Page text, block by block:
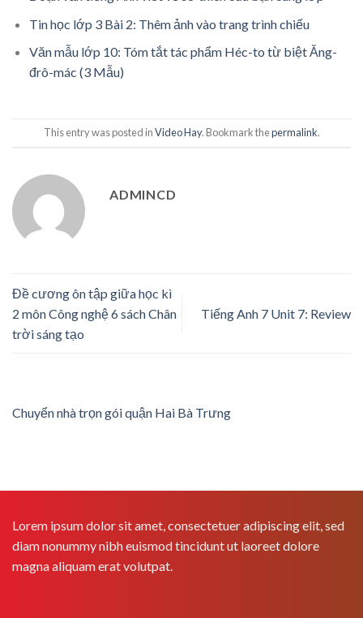
Tin học lớp 3 Bài 2: Thêm ảnh vào trang trình chiếu
Văn mẫu lớp 10: Tóm tắt tác phẩm Héc-to từ biệt Ăng-
đrô-mác (3 Mẫu)
This entry was posted inVideo Hay. Bookmark thepermalink.
ADMINCD
Đề cương ôn tập giữa học kì
2 môn Công nghệ 6 sách Chân
trời sáng tạo
Tiếng Anh 7 Unit 7: Review
Chuyển nhà trọn gói quận Hai Bà Trưng
Lorem ipsum dolor sit amet, consectetuer adipiscing elit, sed
diam nonummy nibh euismod tincidunt ut laoreet dolore
magna aliquam erat volutpat.